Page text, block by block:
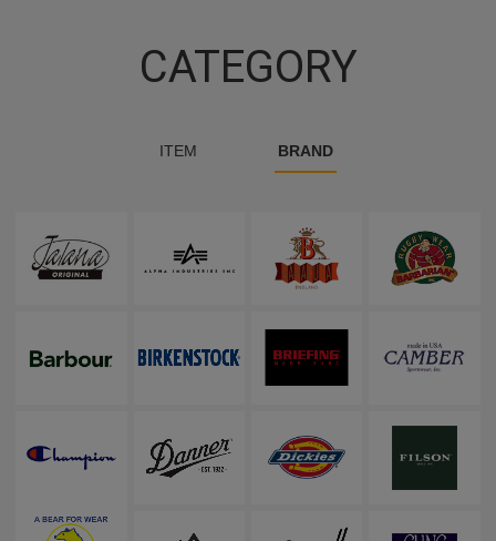
CATEGORY
ITEM BRAND